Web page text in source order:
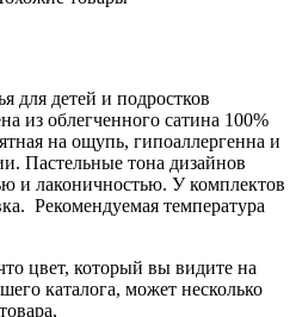
для детей и подростков
из облегченного сатина 100%
на ощупь, гипоаллергенна и
Пастельные тона дизайнов
и лаконичностью. У комплектов
Рекомендуемая температура
цвет, который вы видите на
каталога, может несколько